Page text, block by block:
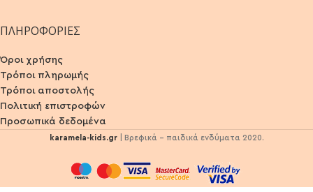
ΠΛΗΡΟΦΟΡΙΕΣ
Όροι χρήσης
Τρόποι πληρωμής
Τρόποι αποστολής
Πολιτική επιστροφών
Προσωπικά δεδομένα
karamela-kids.gr | Βρεφικά - παιδικά ενδύματα 2020.